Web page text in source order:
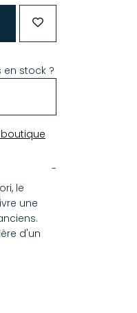
en stock ?
le
une
d'un